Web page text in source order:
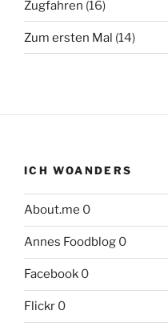
Zugfahren (16)
Zum ersten Mal (14)
ICH WOANDERS
About.me 0
Annes Foodblog 0
Facebook 0
Flickr 0